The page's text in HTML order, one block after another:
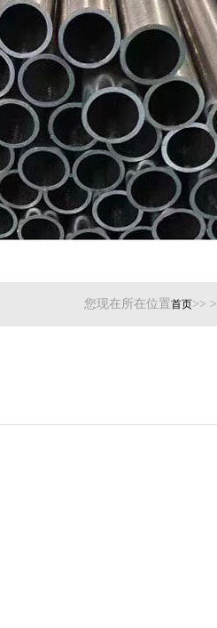
您现在所在位置首页>> >